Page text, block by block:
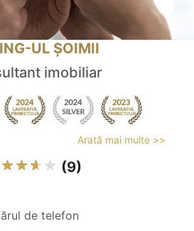
UL ȘOIMII
imobiliar
Arată mai multe >>
(9)
de telefon